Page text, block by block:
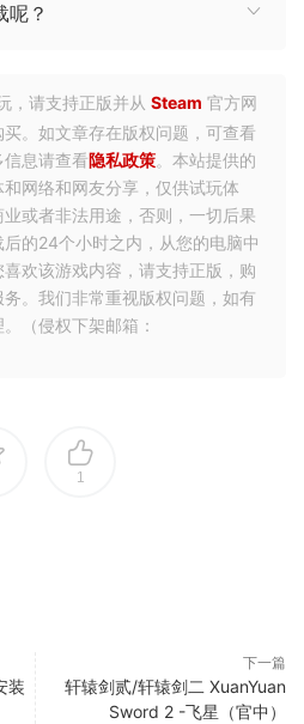
呢？
，请支持正版并从 Steam 官方网
。如文章存在版权问题，可查看
息请查看隐私政策。本站提供的
网络和网友分享，仅供试玩体
或者非法用途，否则，一切后果
的24个小时之内，从您的电脑中
欢该游戏内容，请支持正版，购
。我们非常重视版权问题，如有
（侵权下架邮箱：
1
装
下一篇
轩辕剑贰/轩辕剑二 XuanYuan
Sword 2 -飞星（官中）